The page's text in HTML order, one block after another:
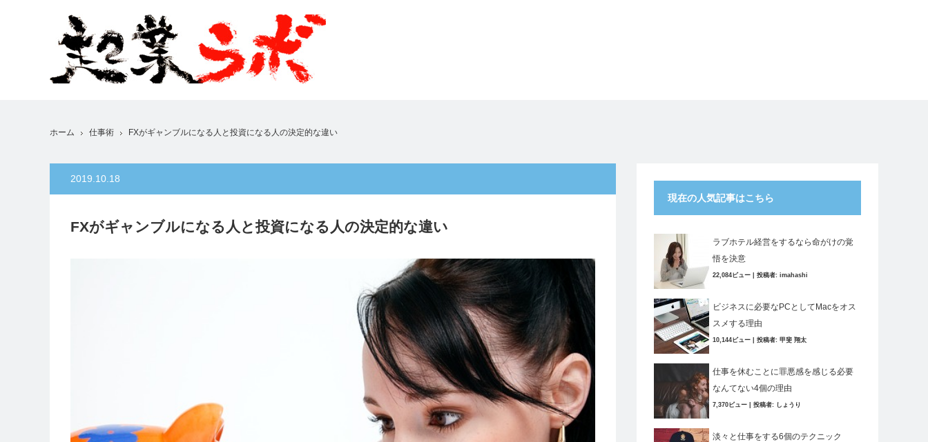
ホーム 仕事術 FXがギャンブルになる人と投資になる人の決定的な違い
2019.10.18
FXがギャンブルになる人と投資になる人の決定的な違い
現在の人気記事はこちら
ラブホテル経営をするなら命がけの覚
悟を決意
22,084ビュー 投稿者: imahashi
ビジネスに必要なPCとしてMacをオス
スメする理由
10,144ビュー 投稿者: 甲斐 翔太
仕事を休むことに罪悪感を感じる必要
なんてない4個の理由
7,370ビュー 投稿者: しょうり
淡々と仕事をする6個のテクニック